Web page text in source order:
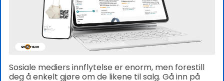
Sosiale mediers innflytelse er enorm, men forestill
deg å enkelt gjøre om de likene til salg. Gå inn på